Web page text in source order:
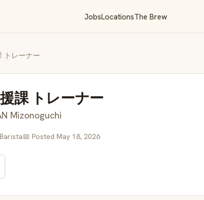
JobsLocationsThe Brew
トレーナー
課 トレーナー
Mizonoguchi
📅 Posted May 18, 2026